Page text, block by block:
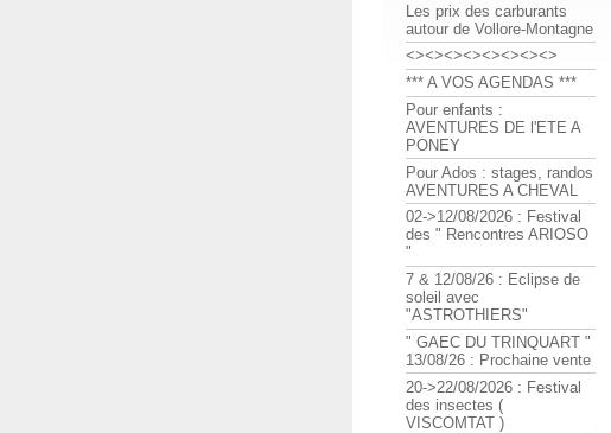
Les prix des carburants
autour de Vollore-Montagne
<><><><><><><><>
*** A VOS AGENDAS ***
Pour enfants :
AVENTURES DE l'ETE A
PONEY
Pour Ados : stages, randos
AVENTURES A CHEVAL
02->12/08/2026 : Festival
des " Rencontres ARIOSO
"
7 & 12/08/26 : Eclipse de
soleil avec
"ASTROTHIERS"
" GAEC DU TRINQUART "
13/08/26 : Prochaine vente
20->22/08/2026 : Festival
des insectes (
VISCOMTAT )